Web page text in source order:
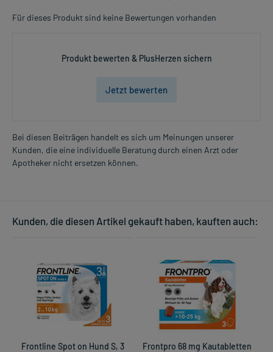
Für dieses Produkt sind keine Bewertungen vorhanden
Produkt bewerten & PlusHerzen sichern
Jetzt bewerten
Bei diesen Beiträgen handelt es sich um Meinungen unserer
Kunden, die eine individuelle Beratung durch einen Arzt oder
Apotheker nicht ersetzen können.
Kunden, die diesen Artikel gekauft haben, kauften auch:
Frontline Spot on Hund S, 3
Frontpro 68 mg Kautabletten